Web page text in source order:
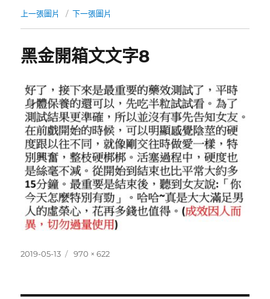
上一張圖片 下一張圖片
黑金開箱文文字8
發
2019-05-13
完
970 × 622